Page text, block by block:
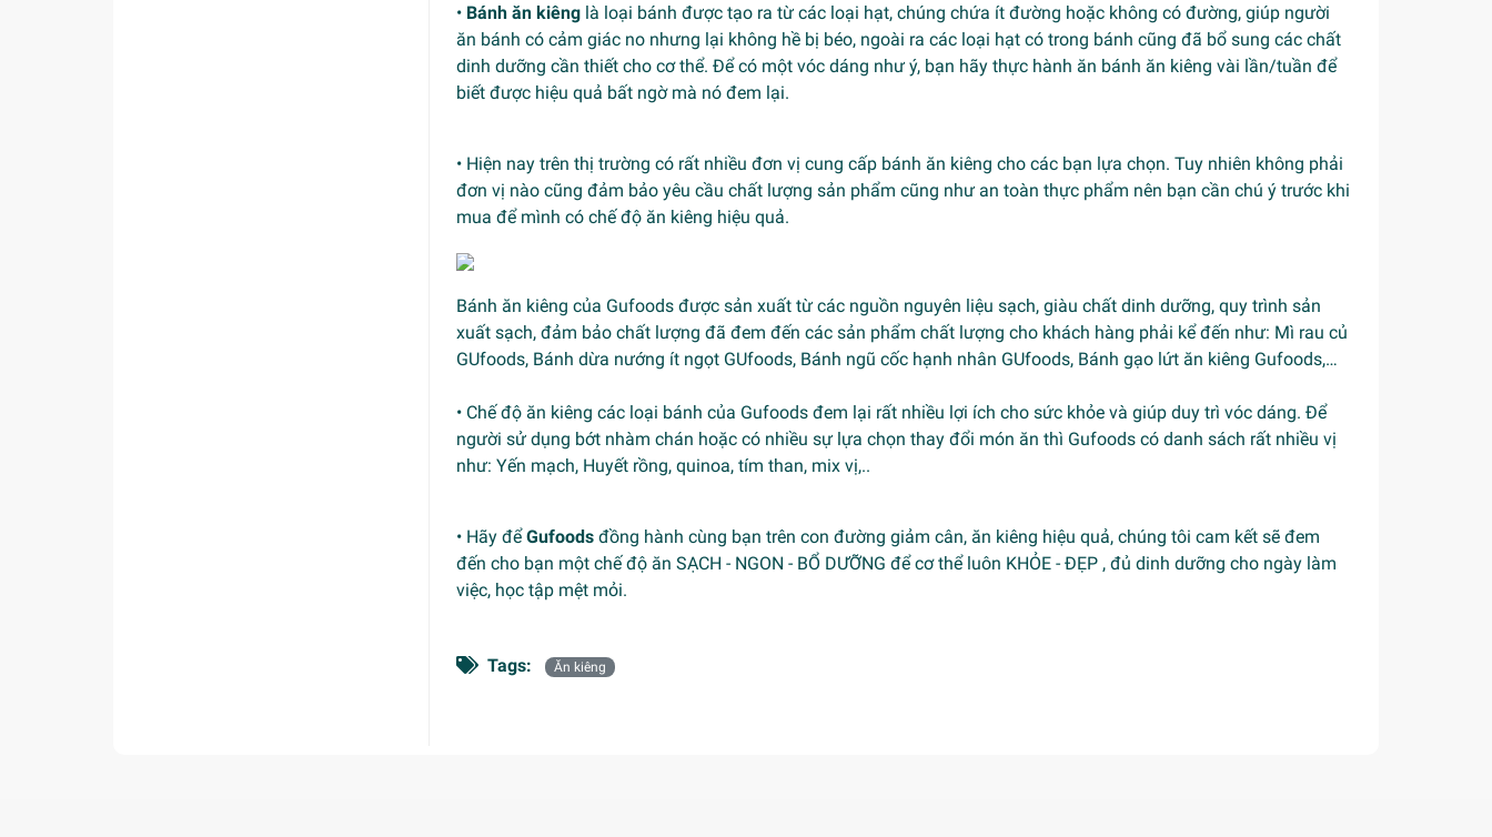
• Bánh ăn kiêng là loại bánh được tạo ra từ các loại hạt, chúng chứa ít đường hoặc không có đường, giúp người
ăn bánh có cảm giác no nhưng lại không hề bị béo, ngoài ra các loại hạt có trong bánh cũng đã bổ sung các chất
dinh dưỡng cần thiết cho cơ thể. Để có một vóc dáng như ý, bạn hãy thực hành ăn bánh ăn kiêng vài lần/tuần để
biết được hiệu quả bất ngờ mà nó đem lại.
• Hiện nay trên thị trường có rất nhiều đơn vị cung cấp bánh ăn kiêng cho các bạn lựa chọn. Tuy nhiên không phải
đơn vị nào cũng đảm bảo yêu cầu chất lượng sản phẩm cũng như an toàn thực phẩm nên bạn cần chú ý trước khi
mua để mình có chế độ ăn kiêng hiệu quả.
Bánh ăn kiêng của Gufoods được sản xuất từ các nguồn nguyên liệu sạch, giàu chất dinh dưỡng, quy trình sản
xuất sạch, đảm bảo chất lượng đã đem đến các sản phẩm chất lượng cho khách hàng phải kể đến như: Mì rau củ
GUfoods, Bánh dừa nướng ít ngọt GUfoods, Bánh ngũ cốc hạnh nhân GUfoods, Bánh gạo lứt ăn kiêng Gufoods,…
• Chế độ ăn kiêng các loại bánh của Gufoods đem lại rất nhiều lợi ích cho sức khỏe và giúp duy trì vóc dáng. Để
người sử dụng bớt nhàm chán hoặc có nhiều sự lựa chọn thay đổi món ăn thì Gufoods có danh sách rất nhiều vị
như: Yến mạch, Huyết rồng, quinoa, tím than, mix vị,..
• Hãy đểGufoods đồng hành cùng bạn trên con đường giảm cân, ăn kiêng hiệu quả, chúng tôi cam kết sẽ đem
đến cho bạn một chế độ ăn SẠCH - NGON - BỔ DƯỠNG để cơ thể luôn KHỎE - ĐẸP , đủ dinh dưỡng cho ngày làm
việc, học tập mệt mỏi.
Tags: Ăn kiêng